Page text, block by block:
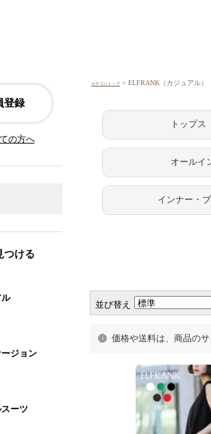
カテゴリトップ > ELFRANK（カジュアル）
トップス
オールイ
インナー・
並び替え
価格や送料は、商品の